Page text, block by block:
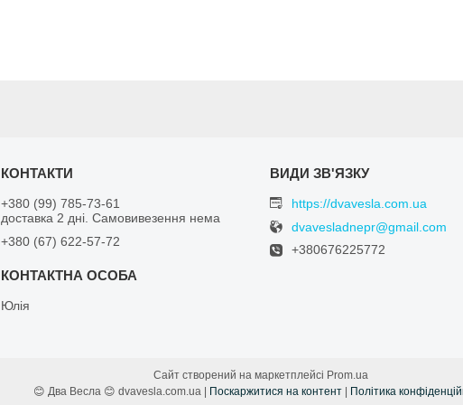
+380 (99) 785-73-61
доставка 2 дні. Самовивезення нема
+380 (67) 622-57-72
Юлiя
https://dvavesla.com.ua
dvavesladnepr@gmail.com
+380676225772
Сайт створений на маркетплейсі Prom.ua
😊 Два Весла 😊 dvavesla.com.ua | Поскаржитися на контент | Політика